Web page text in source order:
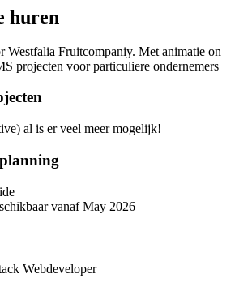
huren
Westfalia Fruitcompaniy. Met animatie on
projecten voor particuliere ondernemers
al is er veel meer mogelijk!
vanaf May 2026
Webdeveloper